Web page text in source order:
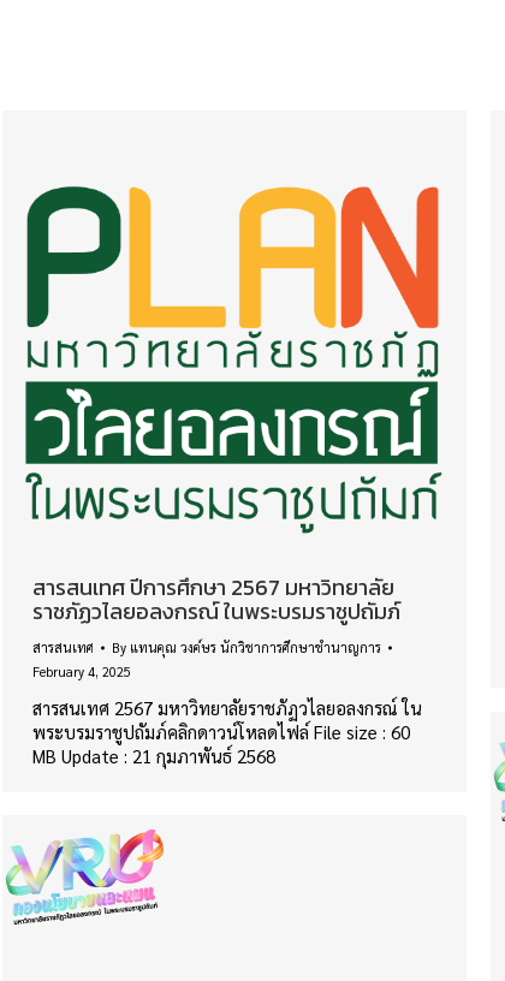
สารสนเทศ ปีการศึกษา 2567 มหาวิทยาลัย
ราชภัฏวไลยอลงกรณ์ ในพระบรมราชูปถัมภ์
สารสนเทศ By แทนคุณ วงค์ษร นักวิชาการศึกษาชำนาญการ
February 4, 2025
สารสนเทศ 2567 มหาวิทยาลัยราชภัฏวไลยอลงกรณ์ ใน
พระบรมราชูปถัมภ์คลิกดาวน์โหลดไฟล์ File size : 60
MB Update : 21 กุมภาพันธ์ 2568